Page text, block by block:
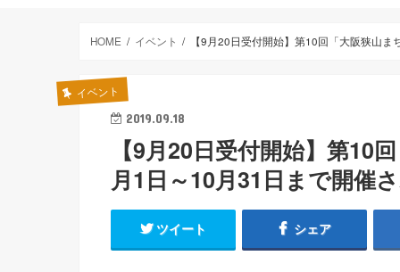
HOME イベント 【9月20日受付開始】第10回「大阪狭山
イベント
2019.09.18
【9月20日受付開始】第10
月1日～10月31日まで開催
ツイート シェア